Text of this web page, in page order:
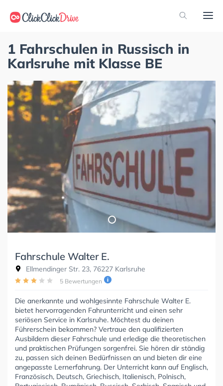
1 Fahrschulen in Russisch in
Karlsruhe mit Klasse BE
Fahrschule Walter E.
Ellmendinger Str. 23, 76227 Karlsruhe
5 Bewertungen
Die anerkannte und wohlgesinnte Fahrschule Walter E.
bietet hervorragenden Fahrunterricht und einen sehr
seriösen Service in Karlsruhe. Möchtest du deinen
Führerschein bekommen? Vertraue den qualifizierten
Ausbildern dieser Fahrschule und erledige die theoretischen
und praktischen Prüfungen sorgenfrei. Sie hören dir ständig
zu, passen sich deinen Bedürfnissen an und bieten dir eine
angepasste Lernerfahrung. Der Unterricht kann auf Englisch,
Französisch, Deutsch, Griechisch, Italienisch, Polnisch,